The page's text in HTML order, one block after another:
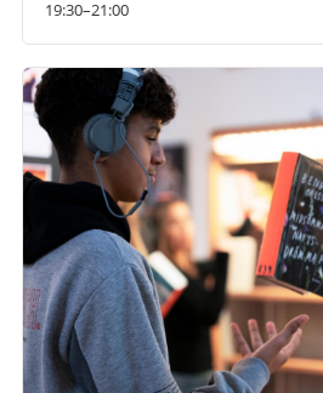
19:30–21:00